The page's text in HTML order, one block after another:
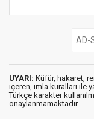
UYARI: Küfür, hakaret,
içeren, imla kuralları ile
Türkçe karakter
onaylanmamaktadır.